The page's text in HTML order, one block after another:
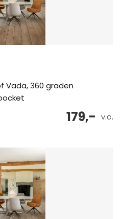
Vada, 360 graden
v.a.
179,-